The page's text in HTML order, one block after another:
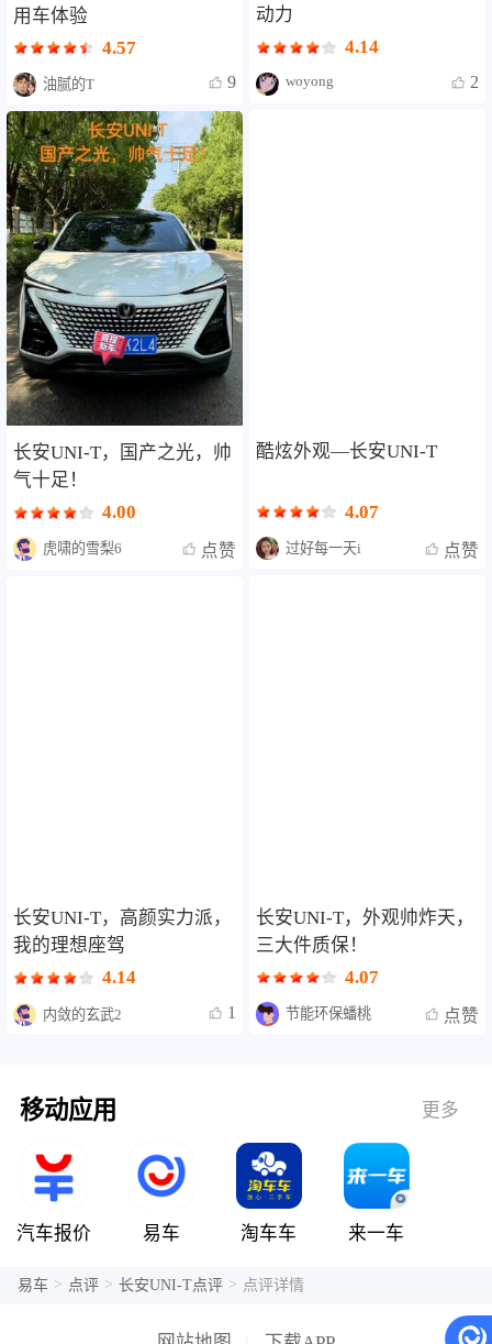
用车体验
4.57
油腻的T 9
长安UNI-T，国产之光，帅
气十足！
4.00
虎啸的雪梨6 点赞
长安UNI-T，高颜实力派，
我的理想座驾
4.14
内敛的玄武2 1
动力
4.14
woyong 2
酷炫外观—长安UNI-T
4.07
过好每一天i 点赞
长安UNI-T，外观帅炸天，
三大件质保！
4.07
节能环保蟠桃 点赞
移动应用 更多
汽车报价 易车 淘车车 来一车
易车 > 点评 > 长安UNI-T点评 > 点评详情